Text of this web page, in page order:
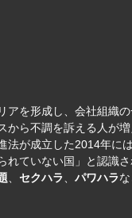
を形成し、会社組織
から不調を訴える人が
が成立した2014年
れていない国」と認識
、セクハラ 、パワハラ